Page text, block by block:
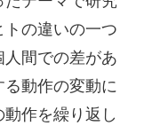
の違いの一つ
人間での差があ
動作の変動に
作を繰り返し